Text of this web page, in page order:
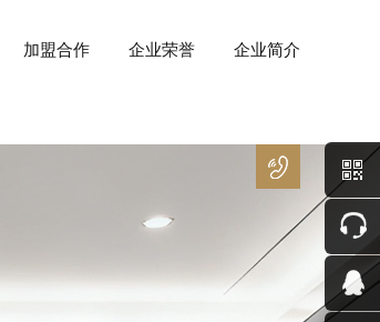
加盟合作 企业荣誉 企业简介
400
8266